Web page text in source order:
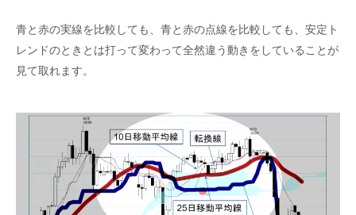
青と赤の実線を比較しても、青と赤の点線を比較しても、安定ト
レンドのときとは打って変わって全然違う動きをしていることが
見て取れます。